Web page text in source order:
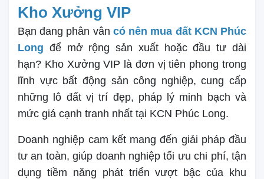
Kho Xưởng VIP
Bạn đang phân vân có nên mua đất KCN Phúc
Long để mở rộng sản xuất hoặc đầu tư dài
hạn? Kho Xưởng VIP là đơn vị tiên phong trong
lĩnh vực bất động sản công nghiệp, cung cấp
những lô đất vị trí đẹp, pháp lý minh bạch và
mức giá cạnh tranh nhất tại KCN Phúc Long.
Doanh nghiệp cam kết mang đến giải pháp đầu
tư an toàn, giúp doanh nghiệp tối ưu chi phí, tận
dụng tiềm năng phát triển vượt bậc của khu